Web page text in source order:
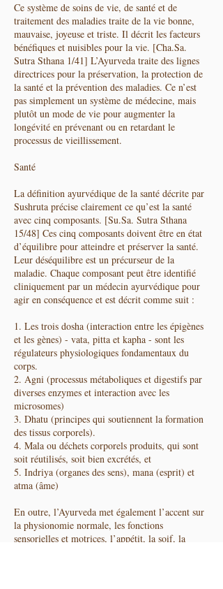
Ce système de soins de vie, de santé et de
traitement des maladies traite de la vie bonne,
mauvaise, joyeuse et triste. Il décrit les facteurs
bénéfiques et nuisibles pour la vie. [Cha.Sa.
Sutra Sthana 1/41] L’Ayurveda traite des lignes
directrices pour la préservation, la protection de
la santé et la prévention des maladies. Ce n’est
pas simplement un système de médecine, mais
plutôt un mode de vie pour augmenter la
longévité en prévenant ou en retardant le
processus de vieillissement.
Santé
La définition ayurvédique de la santé décrite par
Sushruta précise clairement ce qu’est la santé
avec cinq composants. [Su.Sa. Sutra Sthana
15/48] Ces cinq composants doivent être en état
d’équilibre pour atteindre et préserver la santé.
Leur déséquilibre est un précurseur de la
maladie. Chaque composant peut être identifié
cliniquement par un médecin ayurvédique pour
agir en conséquence et est décrit comme suit :
1. Les trois dosha (interaction entre les épigènes
et les gènes) - vata, pitta et kapha - sont les
régulateurs physiologiques fondamentaux du
corps.
2. Agni (processus métaboliques et digestifs par
diverses enzymes et interaction avec les
microsomes)
3. Dhatu (principes qui soutiennent la formation
des tissus corporels).
4. Mala ou déchets corporels produits, qui sont
soit réutilisés, soit bien excrétés, et
5. Indriya (organes des sens), mana (esprit) et
atma (âme)
En outre, l’Ayurveda met également l’accent sur
la physionomie normale, les fonctions
sensorielles et motrices, l’appétit, la soif, la